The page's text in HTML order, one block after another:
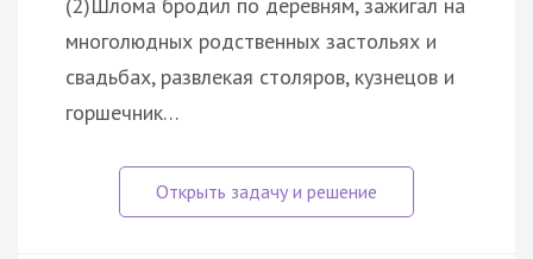
многолюдных родственных застольях и
свадьбах, развлекая столяров, кузнецов и
горшечник…